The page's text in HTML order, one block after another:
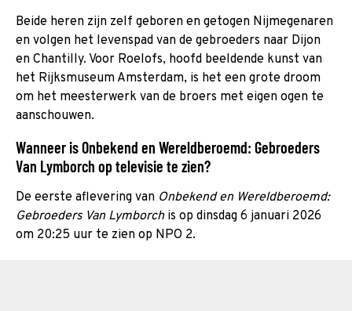
Beide heren zijn zelf geboren en getogen Nijmegenaren
en volgen het levenspad van de gebroeders naar Dijon
en Chantilly. Voor Roelofs, hoofd beeldende kunst van
het Rijksmuseum Amsterdam, is het een grote droom
om het meesterwerk van de broers met eigen ogen te
aanschouwen.
Wanneer is Onbekend en Wereldberoemd: Gebroeders
Van Lymborch op televisie te zien?
De eerste aflevering van Onbekend en Wereldberoemd:
Gebroeders Van Lymborchis op dinsdag 6 januari 2026
om 20:25 uur te zien op NPO 2.